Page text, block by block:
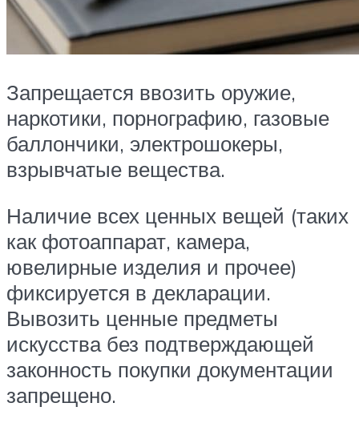
Запрещается ввозить оружие,
наркотики, порнографию, газовые
баллончики, электрошокеры,
взрывчатые вещества.
Наличие всех ценных вещей (таких
как фотоаппарат, камера,
ювелирные изделия и прочее)
фиксируется в декларации.
Вывозить ценные предметы
искусства без подтверждающей
законность покупки документации
запрещено.